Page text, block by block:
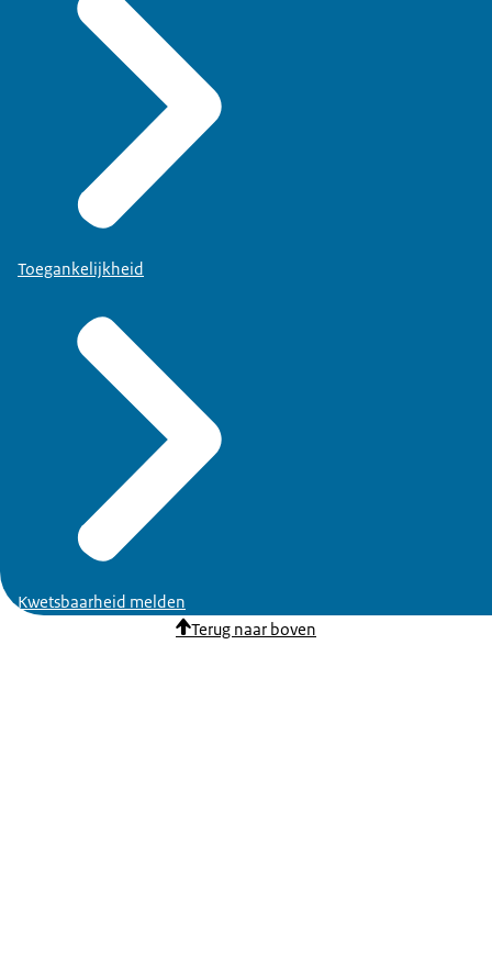
Toegankelijkheid
Kwetsbaarheid melden
Terug naar boven